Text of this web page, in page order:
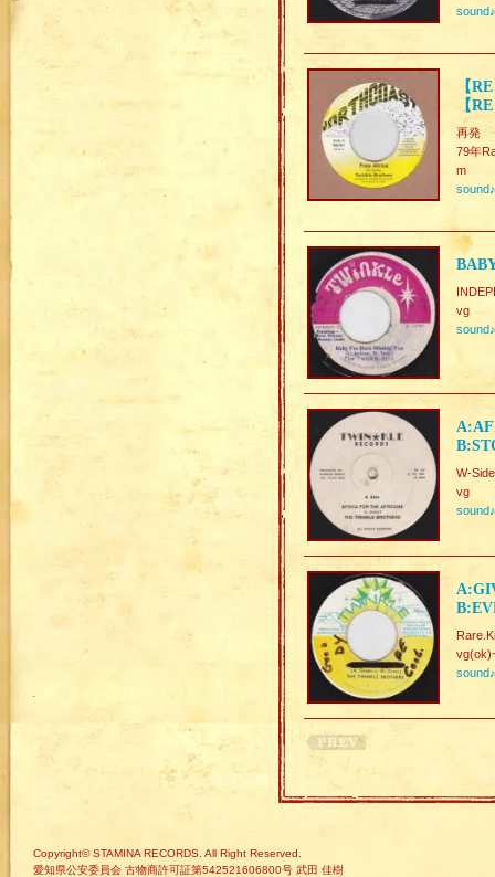
sound♪
【
【
再発
79年
m
sound♪
vg
sound♪
W-
vg
sound♪
sound♪
Copyright© STAMINA RECORDS. All Right Reserved.
愛知県公安委員会 古物商許可証第542521606800号 武田 佳樹